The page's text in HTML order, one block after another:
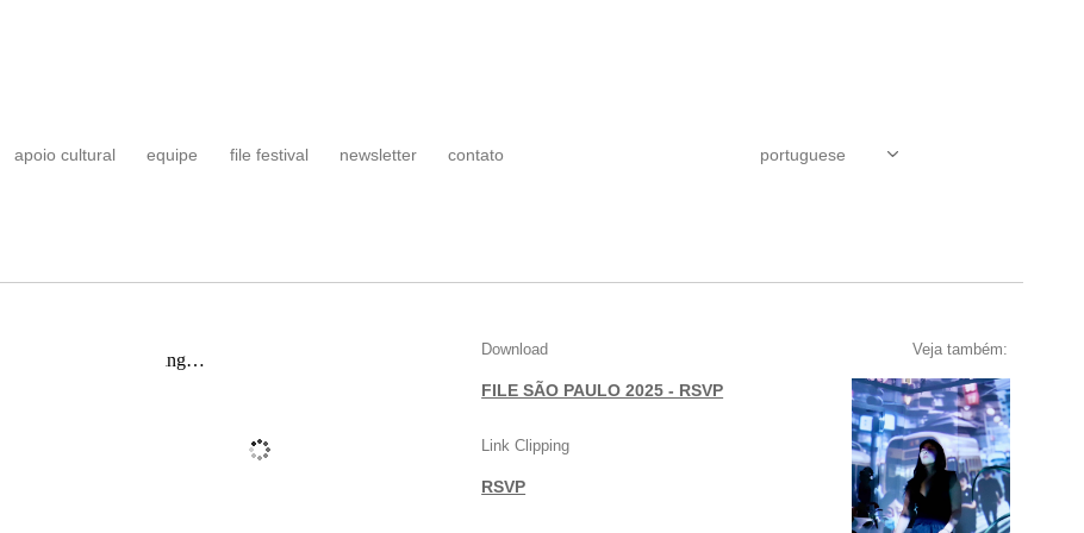
apoio cultural equipe file festival newsletter contato
Download
FILE SÃO PAULO 2025 - RSVP
Link Clipping
RSVP
Veja também: